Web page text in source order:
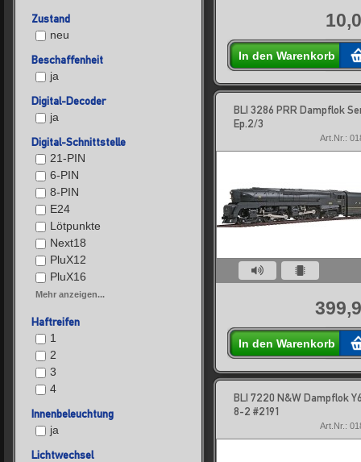
Zustand
neu
Beschaffenheit
ja
Digital-Decoder
ja
Digital-Schnittstelle
21-PIN
6-PIN
8-PIN
E24
Lötpunkte
Next18
PluX12
PluX16
Mehr anzeigen...
Haftreifen
1
2
3
4
Innenbeleuchtung
ja
Lichtwechsel
In den Warenkorb
BLI 3286 PRR Dampflok
Ep.2/3
Art.Nr.:
In den Warenkorb
BLI 7220 N&W Dampflok
8-2 #2191
Art.Nr.: